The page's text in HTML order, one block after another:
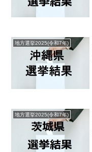
地方選挙2025(令和7年)
地方選挙2025(令和7年)